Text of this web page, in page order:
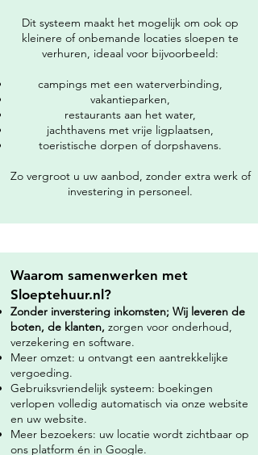
Dit systeem maakt het mogelijk om ook op
kleinere of onbemande locaties sloepen te
verhuren, ideaal voor bijvoorbeeld:
campings met een waterverbinding,
vakantieparken,
restaurants aan het water,
jachthavens met vrije ligplaatsen,
toeristische dorpen of dorpshavens.
Zo vergroot u uw aanbod, zonder extra werk of
investering in personeel.
Waarom samenwerken met
Sloeptehuur.nl?
Zonder inverstering inkomsten; Wij leveren de
boten, de klanten, zorgen voor onderhoud,
verzekering en software.
Meer omzet: u ontvangt een aantrekkelijke
vergoeding.
Gebruiksvriendelijk systeem: boekingen
verlopen volledig automatisch via onze website
en uw website.
Meer bezoekers: uw locatie wordt zichtbaar op
ons platform én in Google.